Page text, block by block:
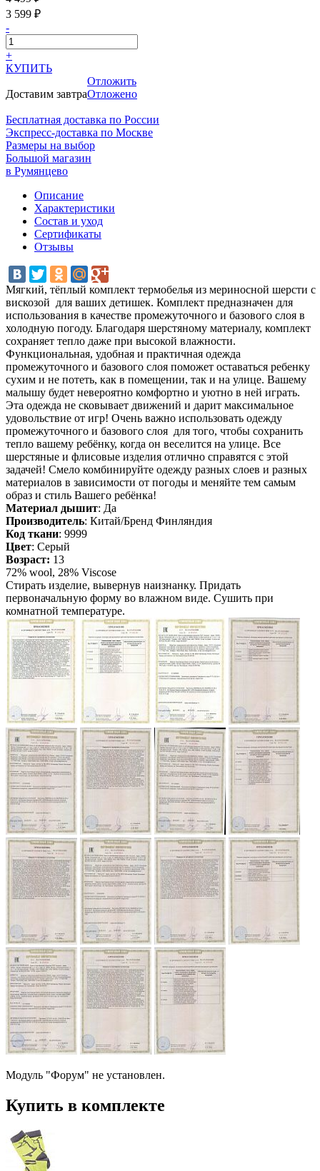
3 599 ₽
-
+
КУПИТЬ
Доставим завтра
Отложить
Отложено
Бесплатная доставка по России
Экспресс-доставка по Москве
Размеры на выбор
Большой магазин
в Румянцево
Описание
Характеристики
Состав и уход
Сертификаты
Отзывы
Мягкий, тёплый комплект термобелья из мериносной шерсти с
вискозой для ваших детишек. Комплект предназначен для
использования в качестве промежуточного и базового слоя в
холодную погоду. Благодаря шерстяному материалу, комплект
сохраняет тепло даже при высокой влажности.
Функциональная, удобная и практичная одежда
промежуточного и базового слоя поможет оставаться ребенку
сухим и не потеть, как в помещении, так и на улице. Вашему
малышу будет невероятно комфортно и уютно в ней играть.
Эта одежда не сковывает движений и дарит максимальное
удовольствие от игр! Очень важно использовать одежду
промежуточного и базового слоя для того, чтобы сохранить
тепло вашему ребёнку, когда он веселится на улице. Все
шерстяные и флисовые изделия отлично справятся с этой
задачей! Смело комбинируйте одежду разных слоев и разных
материалов в зависимости от погоды и меняйте тем самым
образ и стиль Вашего ребёнка!
Материал дышит: Да
Производитель: Китай/Бренд Финляндия
Код ткани: 9999
Цвет: Серый
Возраст: 13
72% wool, 28% Viscose
Стирать изделие, вывернув наизнанку. Придать
первоначальную форму во влажном виде. Сушить при
комнатной температуре.
Модуль "Форум" не установлен.
Купить в комплекте